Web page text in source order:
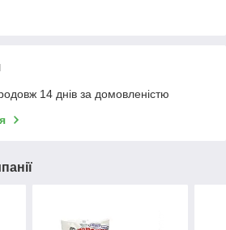
14 днів за домовленістю